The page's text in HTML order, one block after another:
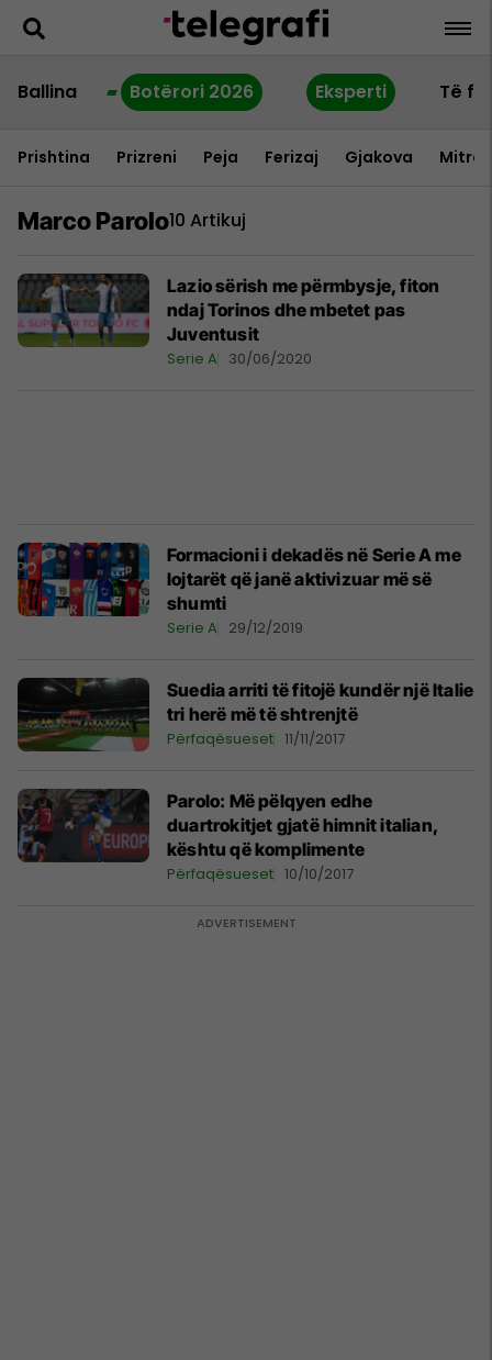
Ballina Botërori 2026 Eksperti Të
Prishtina Prizreni Peja Ferizaj Gjakova
Marco Parolo10 Artikuj
Lazio sërish me përmbysje, fiton
ndaj Torinos dhe mbetet pas
Juventusit
Serie A 30/06/2020
Formacioni i dekadës në Serie A me
lojtarët që janë aktivizuar më së
shumti
Serie A 29/12/2019
Suedia arriti të fitojë kundër një Italie
tri herë më të shtrenjtë
Përfaqësueset 11/11/2017
Parolo: Më pëlqyen edhe
duartrokitjet gjatë himnit italian,
kështu që komplimente
Përfaqësueset 10/10/2017